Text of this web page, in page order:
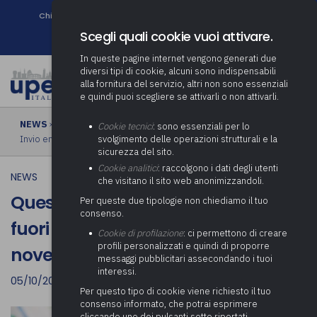
Chi siamo
Newsletter
NEWS › Questionario Corte Conti su debiti fuori bilancio 2021.
Invio entro il 10 novembre 2022
NEWS
Questionario Corte Conti su debiti
fuori bilancio 2021. Invio entro il 10
novembre 2022
05/10/2022
Scegli quali cookie vuoi attivare.
In queste pagine internet vengono generati due
diversi tipi di cookie, alcuni sono indispensabili
alla fornitura del servizio, altri non sono essenziali
e quindi puoi scegliere se attivarli o non attivarli.
Cookie tecnici: sono essenziali per lo
svolgimento delle operazioni strutturali e la
sicurezza del sito.
Cookie analitici: raccolgono i dati degli utenti
che visitano il sito web anonimizzandoli.
Per queste due tipologie non chiediamo il tuo
consenso.
Cookie di profilazione: ci permettono di creare
profili personalizzati e quindi di proporre
messaggi pubblicitari assecondando i tuoi
interessi.
Per questo tipo di cookie viene richiesto il tuo
consenso informato, che potrai esprimere